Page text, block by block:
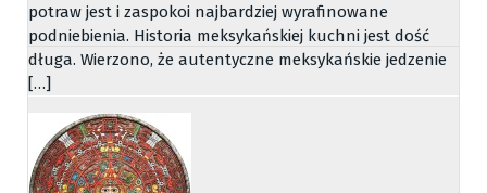
potraw jest i zaspokoi najbardziej wyrafinowane
podniebienia. Historia meksykańskiej kuchni jest dość
długa. Wierzono, że autentyczne meksykańskie jedzenie
[…]